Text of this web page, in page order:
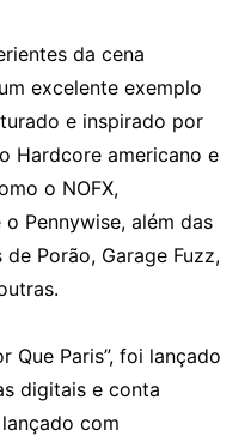
da cena
excelente exemplo
e inspirado por
Hardcore americano e
o NOFX,
Pennywise, além das
Porão, Garage Fuzz,
Que Paris”, foi lançado
digitais e conta
com